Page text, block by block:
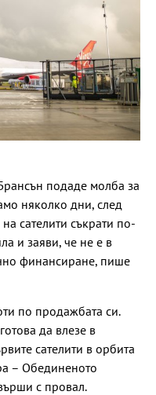
подаде молба за
няколко дни, след
сателити съкрати по-
и заяви, че не е в
финансиране, пише
по продажбата си.
да влезе в
сателити в орбита
– Обединеното
с провал.